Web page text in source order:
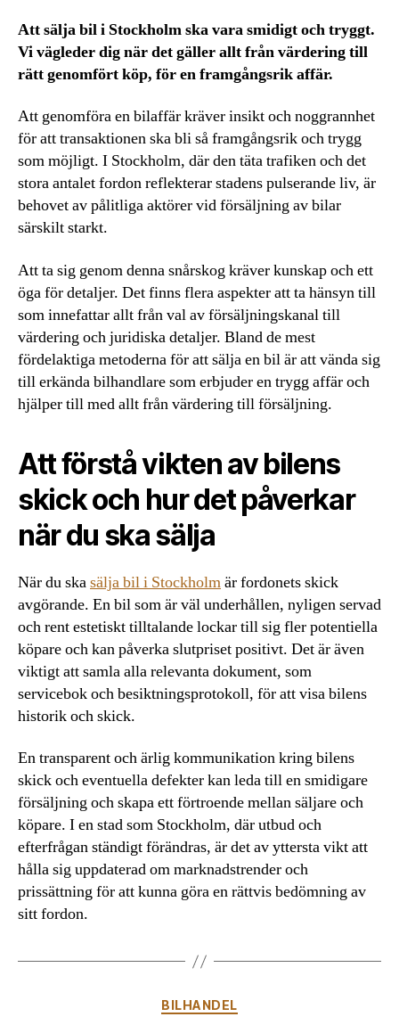
Att sälja bil i Stockholm ska vara smidigt och tryggt.
Vi vägleder dig när det gäller allt från värdering till
rätt genomfört köp, för en framgångsrik affär.
Att genomföra en bilaffär kräver insikt och noggrannhet
för att transaktionen ska bli så framgångsrik och trygg
som möjligt. I Stockholm, där den täta trafiken och det
stora antalet fordon reflekterar stadens pulserande liv, är
behovet av pålitliga aktörer vid försäljning av bilar
särskilt starkt.
Att ta sig genom denna snårskog kräver kunskap och ett
öga för detaljer. Det finns flera aspekter att ta hänsyn till
som innefattar allt från val av försäljningskanal till
värdering och juridiska detaljer. Bland de mest
fördelaktiga metoderna för att sälja en bil är att vända sig
till erkända bilhandlare som erbjuder en trygg affär och
hjälper till med allt från värdering till försäljning.
Att förstå vikten av bilens
skick och hur det påverkar
när du ska sälja
När du skasälja bil i Stockholmär fordonets skick
avgörande. En bil som är väl underhållen, nyligen servad
och rent estetiskt tilltalande lockar till sig fler potentiella
köpare och kan påverka slutpriset positivt. Det är även
viktigt att samla alla relevanta dokument, som
servicebok och besiktningsprotokoll, för att visa bilens
historik och skick.
En transparent och ärlig kommunikation kring bilens
skick och eventuella defekter kan leda till en smidigare
försäljning och skapa ett förtroende mellan säljare och
köpare. I en stad som Stockholm, där utbud och
efterfrågan ständigt förändras, är det av yttersta vikt att
hålla sig uppdaterad om marknadstrender och
prissättning för att kunna göra en rättvis bedömning av
sitt fordon.
Kategorier
BILHANDEL